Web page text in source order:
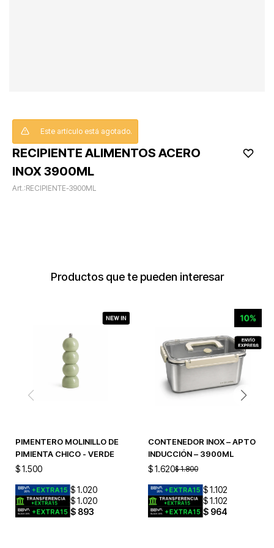
RECIPIENTE ALIMENTOS ACERO
INOX 3900ML
RECIPIENTE-3900ML
Este artículo está agotado.
Productos que te pueden interesar
PIMENTERO MOLINILLO DE
PIMIENTA CHICO - VERDE
$1.500
$1.020
$1.020
$ 893
CONTENEDOR INOX – APTO
INDUCCIÓN – 3900ML
$ 1.620$ 1.800
$ 1.102
$ 1.102
$ 964